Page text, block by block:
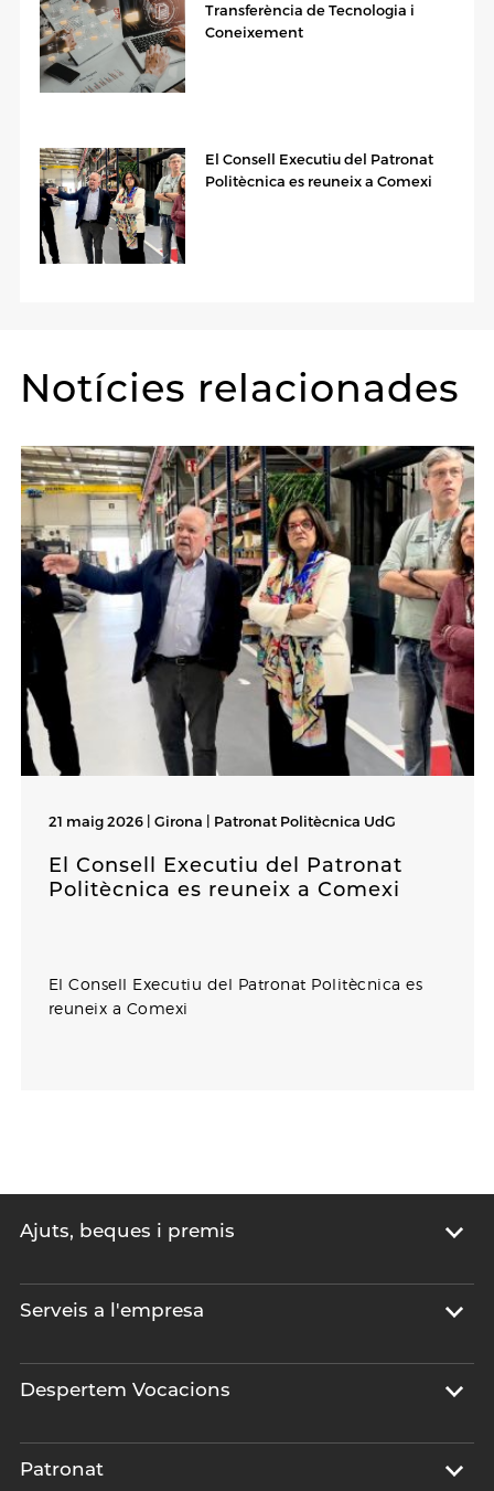
Transferència de Tecnologia i
Coneixement
El Consell Executiu del Patronat
Politècnica es reuneix a Comexi
Notícies relacionades
21 maig 2026 | Girona | Patronat Politècnica UdG
El Consell Executiu del Patronat
Politècnica es reuneix a Comexi
El Consell Executiu del Patronat Politècnica es
reuneix a Comexi
Ajuts, beques i premis
Serveis a l'empresa
Despertem Vocacions
Patronat